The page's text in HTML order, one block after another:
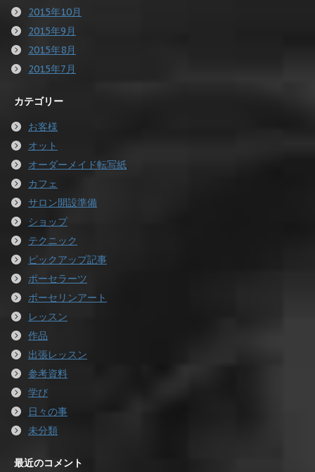
2015年10月
2015年9月
2015年8月
2015年7月
カテゴリー
お客様
オット
オーダーメイド転写紙
カフェ
サロン開設準備
ショップ
テクニック
ピックアップ記事
ポーセラーツ
ポーセリンアート
レッスン
作品
出張レッスン
参考資料
学び
日々の事
未分類
最近のコメント